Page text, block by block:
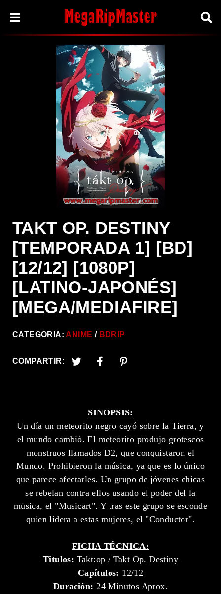
TAKT OP. DESTINY
[TEMPORADA 1] [BD]
[12/12] [1080P]
[LATINO-JAPONÉS]
[MEGA/MEDIAFIRE]
CATEGORIA: ANIME BDRIP
COMPARTIR:
SINOPSIS:
Un día un meteorito negro cayó sobre la Tierra, y
el mundo cambió. El meteorito produjo grotescos
monstruos llamados D2, que conquistaron el
Mundo. Prohibieron la música, ya que es lo único
que parece afectarles. Un grupo de jóvenes chicas
se rebelan contra ellos usando el poder del la
música, el "Musicart". Y tras este grupo se esconde
quien lidera a estas mujeres, el "Conductor".
FICHA TÉCNICA:
Titulos: Takt:op / Takt Op. Destiny
Capítulos: 12/12
Duración: 24 Minutos Aprox.